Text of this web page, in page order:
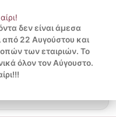
ΜΕ KLARNA
0.00€
0
Cart
δεν είναι άμεσα
από 22 Αυγούστου και
των εταιριών. Το
όλον τον Αύγουστο.